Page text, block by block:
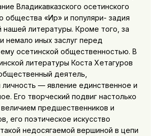
Владикавказского осетинского
общества «Ир» и популяри- задия
нашей литературы. Кроме того, за
немало иных заслуг перед
осетинской общественностью. В
литературы Коста Хетагуров
деятель,
личность — явление единственное и
Его творческий подвиг настолько
предшественников и
его поэтическое искусство
недосягаемой вершиной в цепи